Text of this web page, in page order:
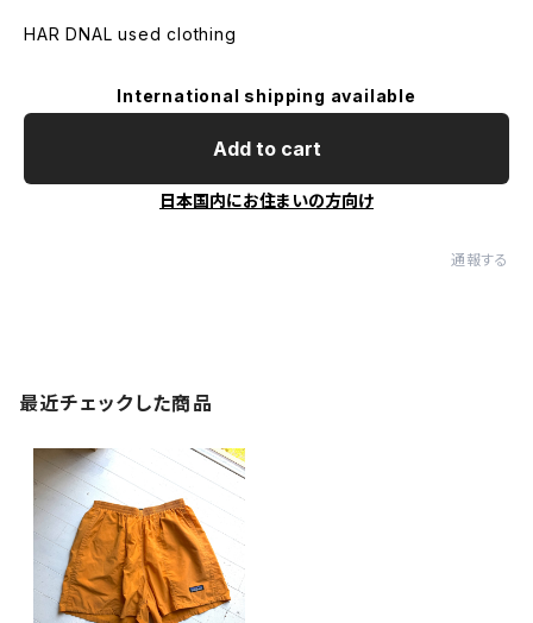
HAR DNAL used clothing
International shipping available
Add to cart
日本国内にお住まいの方向け
通報する
最近チェックした商品